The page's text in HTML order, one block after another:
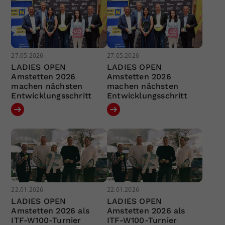
27.05.2026
LADIES OPEN
Amstetten 2026
machen nächsten
Entwicklungsschritt
27.05.2026
LADIES OPEN
Amstetten 2026
machen nächsten
Entwicklungsschritt
22.01.2026
LADIES OPEN
Amstetten 2026 als
ITF-W100-Turnier
22.01.2026
LADIES OPEN
Amstetten 2026 als
ITF-W100-Turnier